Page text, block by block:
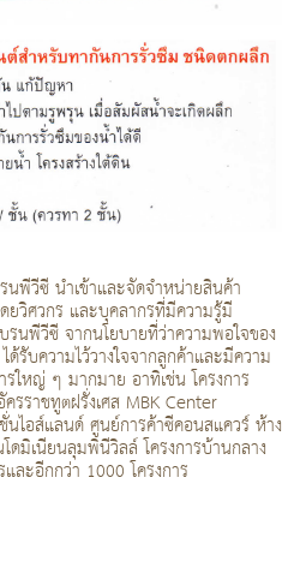
นพีวีซี นำเข้าและจัดจำหน่ายสินค้า
ยวิศวกร และบุคลากรที่มีความรู้มี
นพีวีซี จากนโยบายที่ว่าความพอใจของ
รับความไว้วางใจจากลูกค้าและมีความ
รใหญ่ ๆ มากมาย อาทิเช่น โครงการ
รราชทูตฝรั่งเศส MBK Center
ไอส์แลนด์ ศูนย์การค้าซีคอนสแควร์ ห้าง
ดมิเนียนลุมพินีวิลล์ โครงการบ้านกลาง
ละอีกกว่า 1000 โครงการ